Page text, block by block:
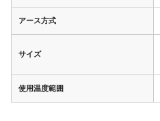
アース方式
サイズ
使用温度範囲